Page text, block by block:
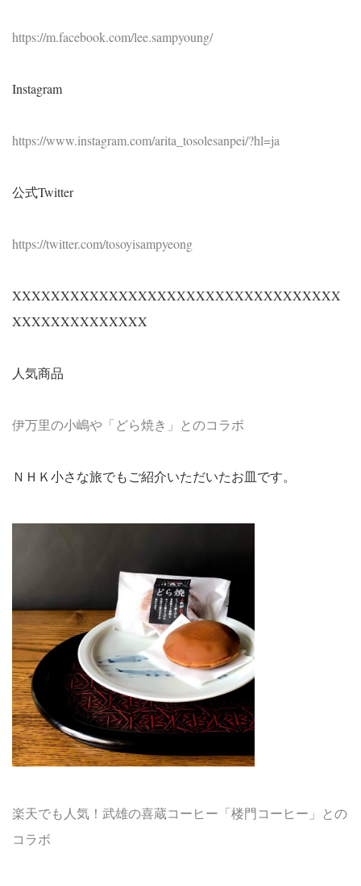
https://m.facebook.com/lee.sampyoung/
Instagram
https://www.instagram.com/arita_tosolesanpei/?hl=ja
公式Twitter
https://twitter.com/tosoyisampyeong
XXXXXXXXXXXXXXXXXXXXXXXXXXXXXXXXXX
XXXXXXXXXXXXXX
人気商品
伊万里の小嶋や「どら焼き」とのコラボ
ＮＨＫ小さな旅でもご紹介いただいたお皿です。
楽天でも人気！武雄の喜蔵コーヒー「楼門コーヒー」との
コラボ